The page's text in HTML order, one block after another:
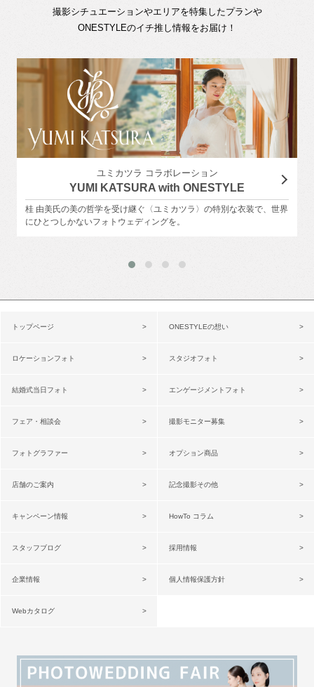
撮影シチュエーションやエリアを特集したプランや
ONESTYLEのイチ推し情報をお届け！
ユミカツラ コラボレーション
YUMI KATSURA with ONESTYLE
桂 由美氏の美の哲学を受け継ぐ〈ユミカツラ〉の特別な衣装で、世界
にひとつしかないフォトウェディングを。
トップページ ONESTYLEの想い
ロケーションフォト スタジオフォト
結婚式当日フォト エンゲージメントフォト
フェア・相談会 撮影モニター募集
フォトグラファー オプション商品
店舗のご案内 記念撮影その他
キャンペーン情報 HowTo コラム
スタッフブログ 採用情報
企業情報 個人情報保護方針
Webカタログ